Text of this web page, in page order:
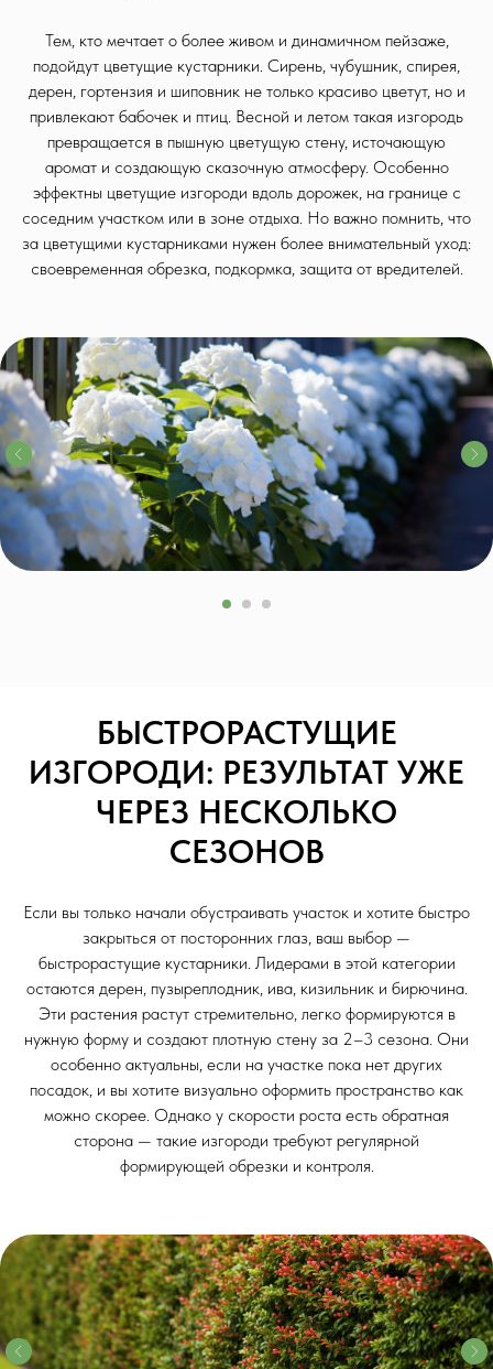
Тем, кто мечтает о более живом и динамичном пейзаже,
подойдут цветущие кустарники. Сирень, чубушник, спирея,
дерен, гортензия и шиповник не только красиво цветут, но и
привлекают бабочек и птиц. Весной и летом такая изгородь
превращается в пышную цветущую стену, источающую
аромат и создающую сказочную атмосферу. Особенно
эффектны цветущие изгороди вдоль дорожек, на границе с
соседним участком или в зоне отдыха. Но важно помнить, что
за цветущими кустарниками нужен более внимательный уход:
своевременная обрезка, подкормка, защита от вредителей.
БЫСТРОРАСТУЩИЕ
ИЗГОРОДИ: РЕЗУЛЬТАТ УЖЕ
ЧЕРЕЗ НЕСКОЛЬКО
СЕЗОНОВ
Если вы только начали обустраивать участок и хотите быстро
закрыться от посторонних глаз, ваш выбор —
быстрорастущие кустарники. Лидерами в этой категории
остаются дерен, пузыреплодник, ива, кизильник и бирючина.
Эти растения растут стремительно, легко формируются в
нужную форму и создают плотную стену за 2–3 сезона. Они
особенно актуальны, если на участке пока нет других
посадок, и вы хотите визуально оформить пространство как
можно скорее. Однако у скорости роста есть обратная
сторона — такие изгороди требуют регулярной
формирующей обрезки и контроля.